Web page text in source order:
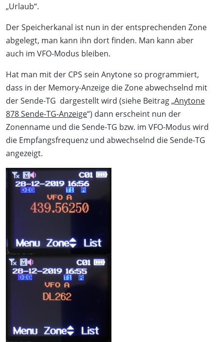
„Urlaub“.
Der Speicherkanal ist nun in der entsprechenden Zone
abgelegt, man kann ihn dort finden. Man kann aber
auch im VFO-Modus bleiben.
Hat man mit der CPS sein Anytone so programmiert,
dass in der Memory-Anzeige die Zone abwechselnd mit
der Sende-TG dargestellt wird (siehe Beitrag „Anytone
878 Sende-TG-Anzeige“) dann erscheint nun der
Zonenname und die Sende-TG bzw. im VFO-Modus wird
die Empfangsfrequenz und abwechselnd die Sende-TG
angezeigt.